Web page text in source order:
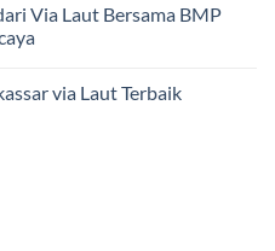
Via Laut Bersama BMP
via Laut Terbaik